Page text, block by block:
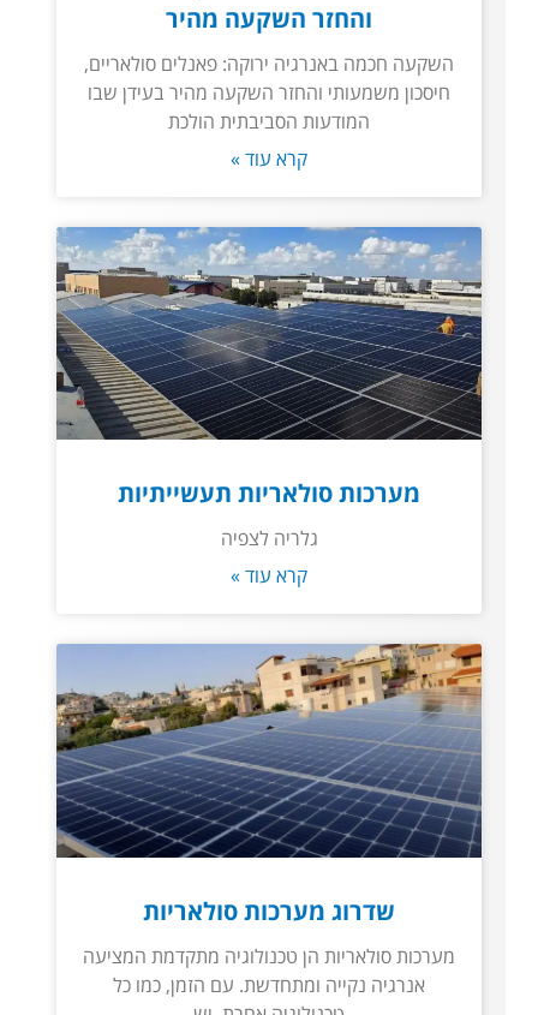
והחזר השקעה מהיר
השקעה חכמה באנרגיה ירוקה: פאנלים סולאריים,
חיסכון משמעותי והחזר השקעה מהיר בעידן שבו
המודעות הסביבתית הולכת
קרא עוד »
מערכות סולאריות תעשייתיות
גלריה לצפיה
קרא עוד »
שדרוג מערכות סולאריות
מערכות סולאריות הן טכנולוגיה מתקדמת המציעה
אנרגיה נקייה ומתחדשת. עם הזמן, כמו כל